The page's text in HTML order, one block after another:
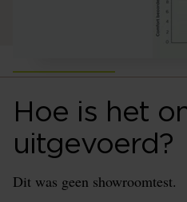
Hoe is het
uitgevoerd?
Dit was geen showroomtest.